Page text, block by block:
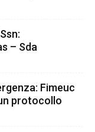
– Sda
Fimeuc
protocollo